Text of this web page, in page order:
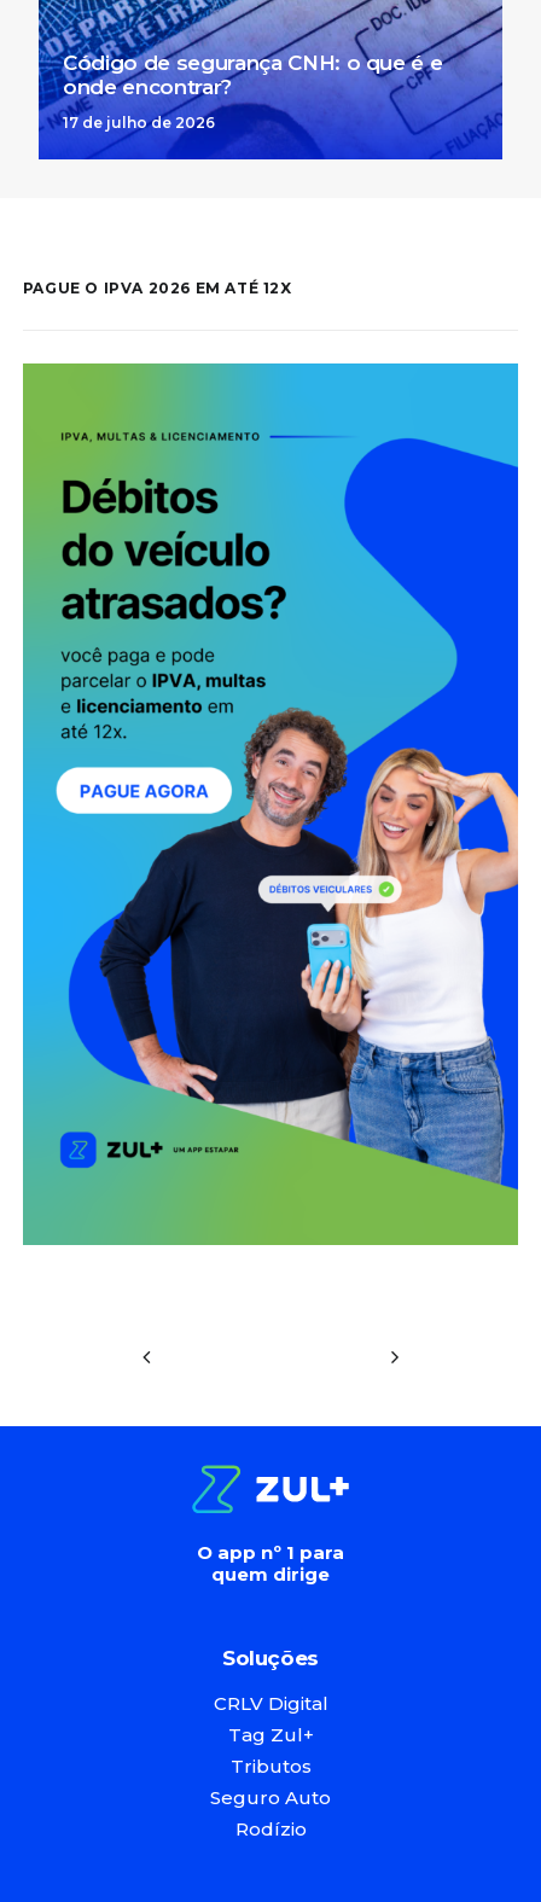
Código de segurança CNH: o que é e
onde encontrar?
17 de julho de 2026
PAGUE O IPVA 2026 EM ATÉ 12X
O app nº 1 para
quem dirige
Soluções
CRLV Digital
Tag Zul+
Tributos
Seguro Auto
Rodízio